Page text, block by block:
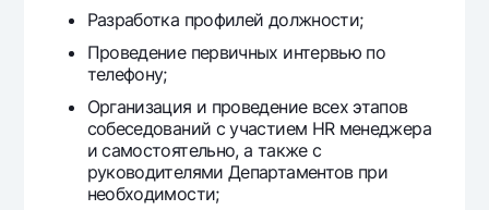
Search
Helpful links
Press Center
Offices and ATMs
Consent for processing personal data
Follow us on social networks
Разработка профилей должности;
Проведение первичных интервью по
телефону;
Организация и проведение всех этапов
собеседований с участием HR менеджера
и самостоятельно, а также с
руководителями Департаментов при
необходимости;